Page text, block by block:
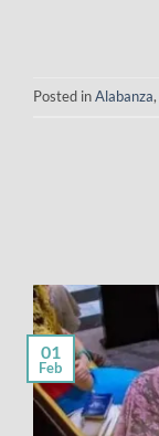
Posted inAlabanza,
01
Feb